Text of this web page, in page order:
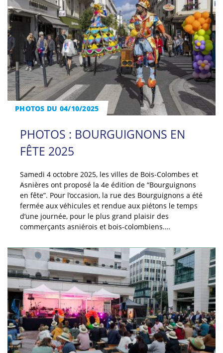
PHOTOS DU 04/10/2025
PHOTOS : BOURGUIGNONS EN
FÊTE 2025
Samedi 4 octobre 2025, les villes de Bois-Colombes et
Asnières ont proposé la 4e édition de “Bourguignons
en fête”. Pour l’occasion, la rue des Bourguignons a été
fermée aux véhicules et rendue aux piétons le temps
d’une journée, pour le plus grand plaisir des
commerçants asniérois et bois-colombiens.…